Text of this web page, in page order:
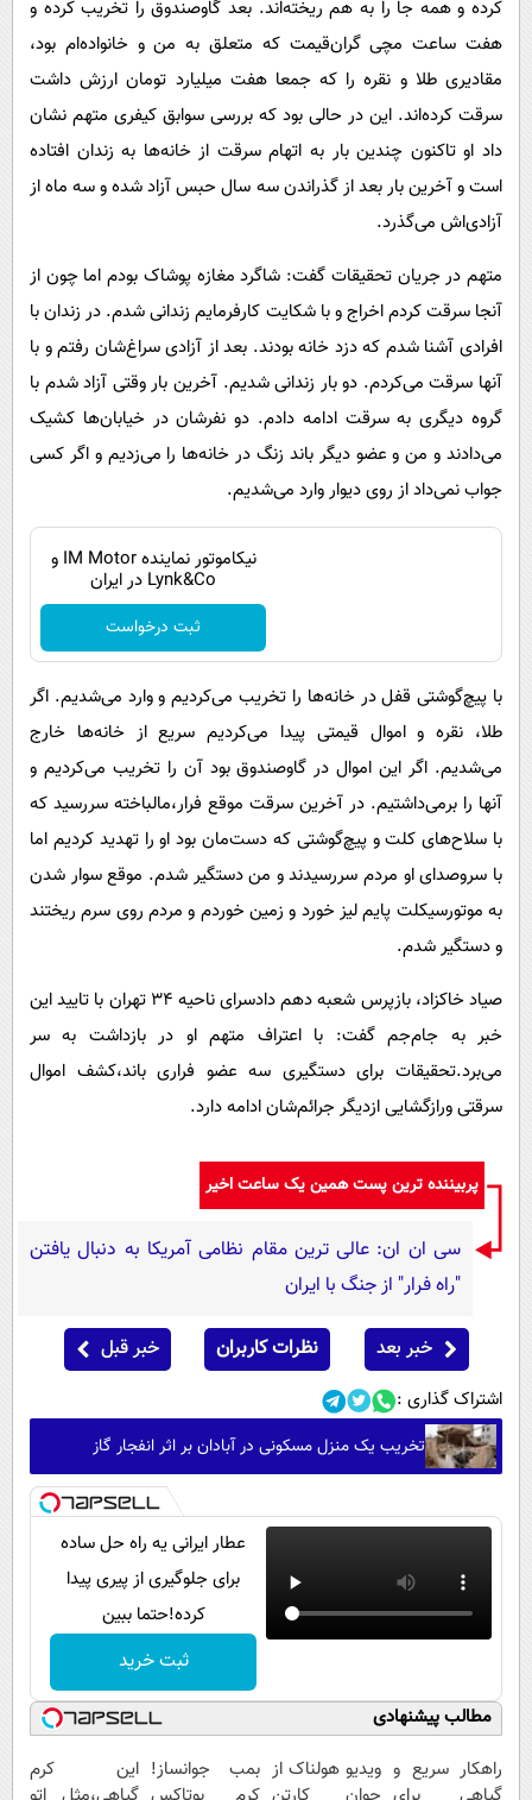
کرده‌ و همه جا را به هم ریخته‌اند. بعد گاوصندوق را تخریب کرده و
هفت ساعت مچی گران‌قیمت که متعلق به من و خانواده‌ام بود،
مقادیری طلا و نقره را که جمعا هفت میلیارد تومان ارزش داشت
سرقت کرده‌اند. این در حالی بود که بررسی سوابق کیفری متهم نشان
داد او تاکنون چندین بار به اتهام سرقت از خانه‌ها به زندان افتاده
است و آخرین بار بعد از گذراندن سه سال حبس آزاد شده و سه ماه از
آزادی‌اش می‌گذرد.
متهم در جریان تحقیقات گفت: شاگرد مغازه پوشاک بودم اما چون از
آنجا سرقت کردم اخراج و با شکایت کارفرمایم زندانی شدم. در زندان با
افرادی آشنا شدم که دزد خانه بودند. بعد از آزادی سراغ‌شان رفتم و با
آنها سرقت می‌کردم. دو بار زندانی شدیم. آخرین بار وقتی آزاد شدم با
گروه دیگری به سرقت‌ ادامه دادم. دو نفرشان در خیابان‌ها کشیک
می‌دادند و من و عضو دیگر باند زنگ در خانه‌ها را می‌زدیم و اگر کسی
جواب نمی‌داد از روی دیوار وارد می‌شدیم.
نیکاموتور نماینده IM Motor و
Lynk&Co در ایران
ثبت درخواست
با پیچ‌گوشتی قفل در خانه‌ها را تخریب می‌کردیم و وارد می‌شدیم. اگر
طلا، نقره و اموال قیمتی پیدا می‌کردیم سریع از خانه‌ها خارج
می‌شدیم. اگر این اموال در گاوصندوق بود آن را تخریب می‌کردیم و
آنها را برمی‌داشتیم. در آخرین سرقت موقع فرار،مالباخته سررسید که
با سلاح‌های کلت و پیچ‌گوشتی که دست‌مان بود او را تهدید کردیم اما
با سروصدای او مردم سررسیدند و من دستگیر شدم. موقع سوار شدن
به موتورسیکلت پایم لیز خورد و زمین خوردم و مردم روی سرم ریختند
و دستگیر شدم.
صیاد خاکزاد، بازپرس شعبه دهم دادسرای ناحیه ۳۴ تهران با تایید این
خبر به جام‌جم گفت: با اعتراف متهم او در بازداشت به سر
می‌برد.تحقیقات برای دستگیری سه عضو فراری باند،کشف اموال
سرقتی ورازگشایی ازدیگر جرائم‌شان ادامه دارد.
پربیننده ترین پست همین یک ساعت اخیر
سی ان ان: عالی ترین مقام نظامی آمریکا به دنبال یافتن
"راه فرار" از جنگ با ایران
خبر بعد نظرات کاربران خبر قبل
اشتراک گذاری :
تخریب یک منزل مسکونی در آبادان بر اثر انفجار گاز
عطار ایرانی یه راه حل ساده
برای جلوگیری از پیری پیدا
کرده!حتما ببین
ثبت خرید
مطالب پیشنهادی
راهکار سریع و ویدیو هولناک از بمب جوانساز! این کرم